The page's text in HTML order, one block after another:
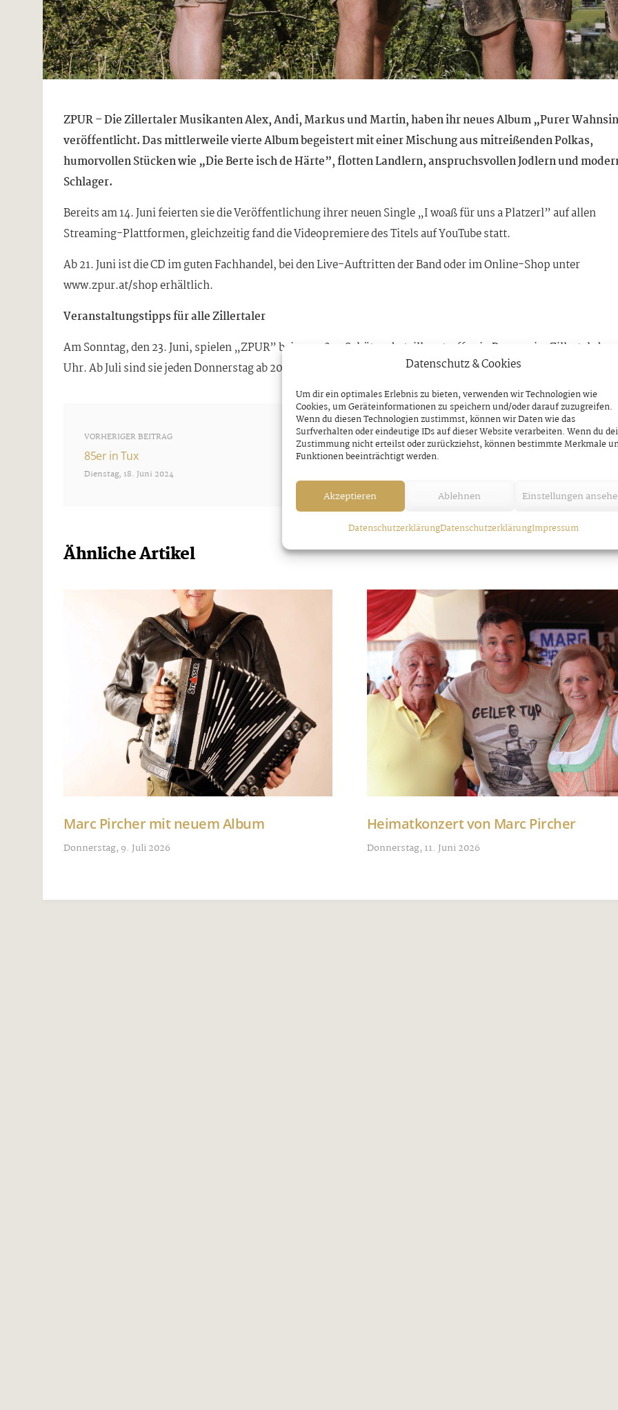
Datenschutz & Cookies
Um dir ein optimales Erlebnis zu bieten, verwenden wir Technologien wie
Cookies, um Geräteinformationen zu speichern und/oder darauf zuzugreifen.
Wenn du diesen Technologien zustimmst, können wir Daten wie das
Surfverhalten oder eindeutige IDs auf dieser Website verarbeiten. Wenn du
Zustimmung nicht erteilst oder zurückziehst, können bestimmte Merkmale
Funktionen beeinträchtigt werden.
Akzeptieren Ablehnen Einstellungen
DatenschutzerklärungDatenschutzerklärungImpressum
ZPUR – Die Zillertaler Musikanten Alex, Andi, Markus und Martin, haben ihr neues Album „Purer
veröffentlicht. Das mittlerweile vierte Album begeistert mit einer Mischung aus mitreißenden Polkas,
humorvollen Stücken wie „Die Berte isch de Härte”, flotten Landlern, anspruchsvollen Jodlern und
Schlager.
Bereits am 14. Juni feierten sie die Veröffentlichung ihrer neuen Single „I woaß für uns a Platzerl” auf allen
Streaming-Plattformen, gleichzeitig fand die Videopremiere des Titels auf YouTube statt.
Ab 21. Juni ist die CD im guten Fachhandel, bei den Live-Auftritten der Band oder im Online-Shop unter
www.zpur.at/shop erhältlich.
Veranstaltungstipps für alle Zillertaler
Am Sonntag, den 23. Juni, spielen „ZPUR” beim großen Schützenbataillonstreffen in Ramsau im Zillertal ab
Uhr. Ab Juli sind sie jeden Donnerstag ab 20.00 Uhr im Brückenstadl in Mayrhofen anzutreffen.
VORHERIGER BEITRAG
85er in Tux
Dienstag, 18. Juni 2024
NÄCHSTER BEITRAG
Ähnliche Artikel
Marc Pircher mit neuem Album
Donnerstag, 9. Juli 2026
Heimatkonzert von Marc Pircher
Donnerstag, 11. Juni 2026